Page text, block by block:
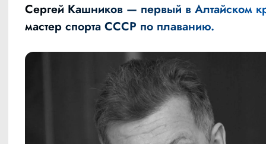
Сергей Кашников — первый в Алтайском
мастер спорта СССР по плаванию.